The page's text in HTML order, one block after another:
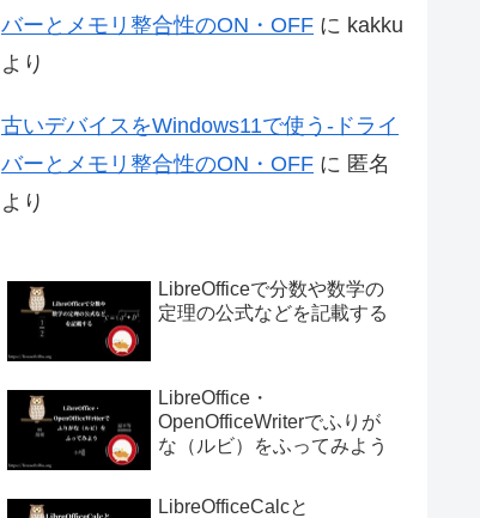
バーとメモリ整合性のON・OFF に kakku
より
古いデバイスをWindows11で使う-ドライ
バーとメモリ整合性のON・OFF に 匿名
より
LibreOfficeで分数や数学の
定理の公式などを記載する
LibreOffice・
OpenOfficeWriterでふりが
な（ルビ）をふってみよう
LibreOfficeCalcと